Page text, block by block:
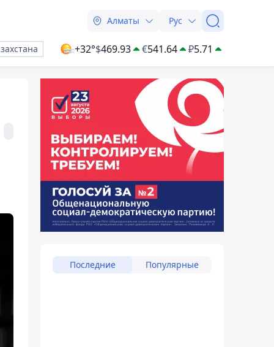
Алматы Рус
+32°$469.93 €541.64 ₽5.71
Последние Популярные